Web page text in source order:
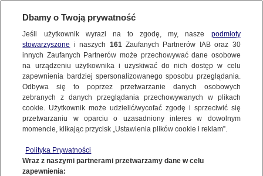
NAJNOWSZE
FAKTY
TVN24 GO
POLSKA
Dzień dobry!
Jedno konto do wszystkich usług
Dbamy o Twoją prywatność
Jeśli użytkownik wyrazi na to zgodę, my, nasze podmioty
stowarzyszone i naszych 161Zaufanych Partnerów IAB oraz 30
innych Zaufanych Partnerów może przechowywać dane osobowe
na urządzeniu użytkownika i uzyskiwać do nich dostęp w celu
zapewnienia bardziej spersonalizowanego sposobu przeglądania.
Odbywa się to poprzez przetwarzanie danych osobowych
zebranych z danych przeglądania przechowywanych w plikach
cookie. Użytkownik może udzielić/wycofać zgodę i sprzeciwić się
przetwarzaniu w oparciu o uzasadniony interes w dowolnym
momencie, klikając przycisk „Ustawienia plików cookie i reklam”.
Polityka Prywatności
Wraz z naszymi partnerami przetwarzamy dane w celu
zapewnienia: